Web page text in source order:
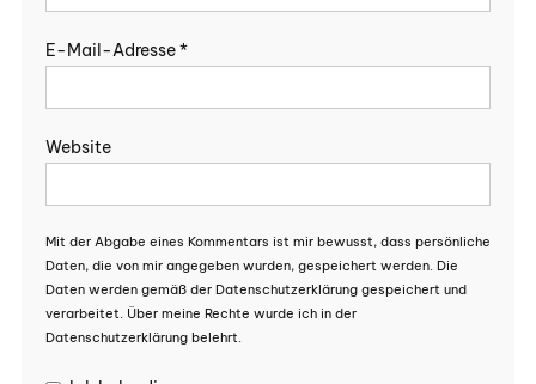
E-Mail-Adresse*
Website
Mit der Abgabe eines Kommentars ist mir bewusst, dass persönliche
Daten, die von mir angegeben wurden, gespeichert werden. Die
Daten werden gemäß der Datenschutzerklärung gespeichert und
verarbeitet. Über meine Rechte wurde ich in der
Datenschutzerklärung belehrt.